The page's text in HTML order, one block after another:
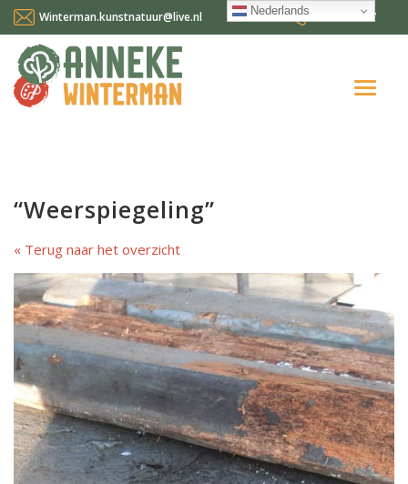
Winterman.kunstnatuur@live.nl 0641124587
Aktueel
Contact
“Weerspiegeling”
Terug naar het overzicht
Nederlands